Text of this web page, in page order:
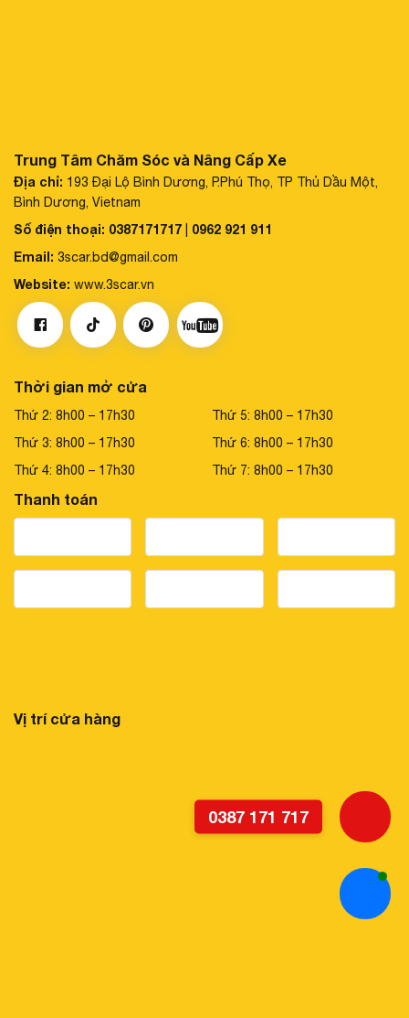
Trung Tâm Chăm Sóc và Nâng Cấp Xe
Địa chỉ: 193 Đại Lộ Bình Dương, P.Phú Thọ, TP Thủ Dầu Một,
Bình Dương, Vietnam
Số điện thoại: 0387171717
0962 921 911
Email: 3scar.bd@gmail.com
Website: www.3scar.vn
Thời gian mở cửa
Thứ 2: 8h00 – 17h30
Thứ 3: 8h00 – 17h30
Thứ 4: 8h00 – 17h30
Thứ 5: 8h00 – 17h30
Thứ 6: 8h00 – 17h30
Thứ 7: 8h00 – 17h30
Thanh toán
Vị trí cửa hàng